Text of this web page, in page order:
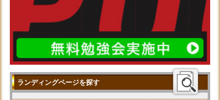
ランディングページを探す